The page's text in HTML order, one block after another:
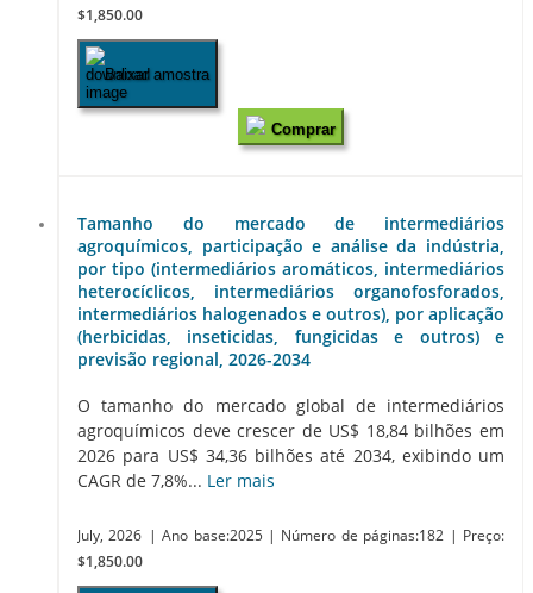
$1,850.00
Baixar amostra
Comprar
Tamanho do mercado de intermediários
agroquímicos, participação e análise da indústria,
por tipo (intermediários aromáticos, intermediários
heterocíclicos, intermediários organofosforados,
intermediários halogenados e outros), por aplicação
(herbicidas, inseticidas, fungicidas e outros) e
previsão regional, 2026-2034
O tamanho do mercado global de intermediários
agroquímicos deve crescer de US$ 18,84 bilhões em
2026 para US$ 34,36 bilhões até 2034, exibindo um
CAGR de 7,8%... Ler mais
July, 2026 | Ano base:2025 | Número de páginas:182 | Preço:
$1,850.00